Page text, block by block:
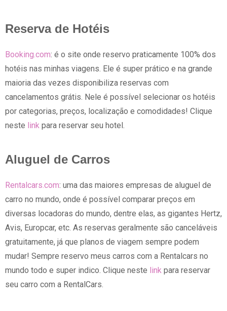
Reserva de Hotéis
Booking.com: é o site onde reservo praticamente 100% dos
hotéis nas minhas viagens. Ele é super prático e na grande
maioria das vezes disponibiliza reservas com
cancelamentos grátis. Nele é possível selecionar os hotéis
por categorias, preços, localização e comodidades! Clique
neste link para reservar seu hotel.
Aluguel de Carros
Rentalcars.com: uma das maiores empresas de aluguel de
carro no mundo, onde é possível comparar preços em
diversas locadoras do mundo, dentre elas, as gigantes Hertz,
Avis, Europcar, etc. As reservas geralmente são canceláveis
gratuitamente, já que planos de viagem sempre podem
mudar! Sempre reservo meus carros com a Rentalcars no
mundo todo e super indico. Clique neste link para reservar
seu carro com a RentalCars.